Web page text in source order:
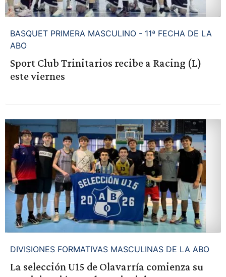
BASQUET PRIMERA MASCULINO - 11ª FECHA DE LA
ABO
Sport Club Trinitarios recibe a Racing (L)
este viernes
DIVISIONES FORMATIVAS MASCULINAS DE LA ABO
La selección U15 de Olavarría comienza su